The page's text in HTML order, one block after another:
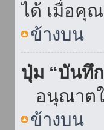
ได้ เมื่อคุ
ข้างบน
ปุ่ม “บันทึ
อนุณาตใ
ข้างบน